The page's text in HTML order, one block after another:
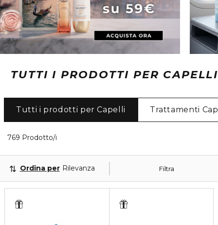
TUTTI I PRODOTTI PER CAPELLI
Tutti i prodotti per Capelli Trattamenti
769 Prodotto/i
Filtra
Ordina per Rilevanza